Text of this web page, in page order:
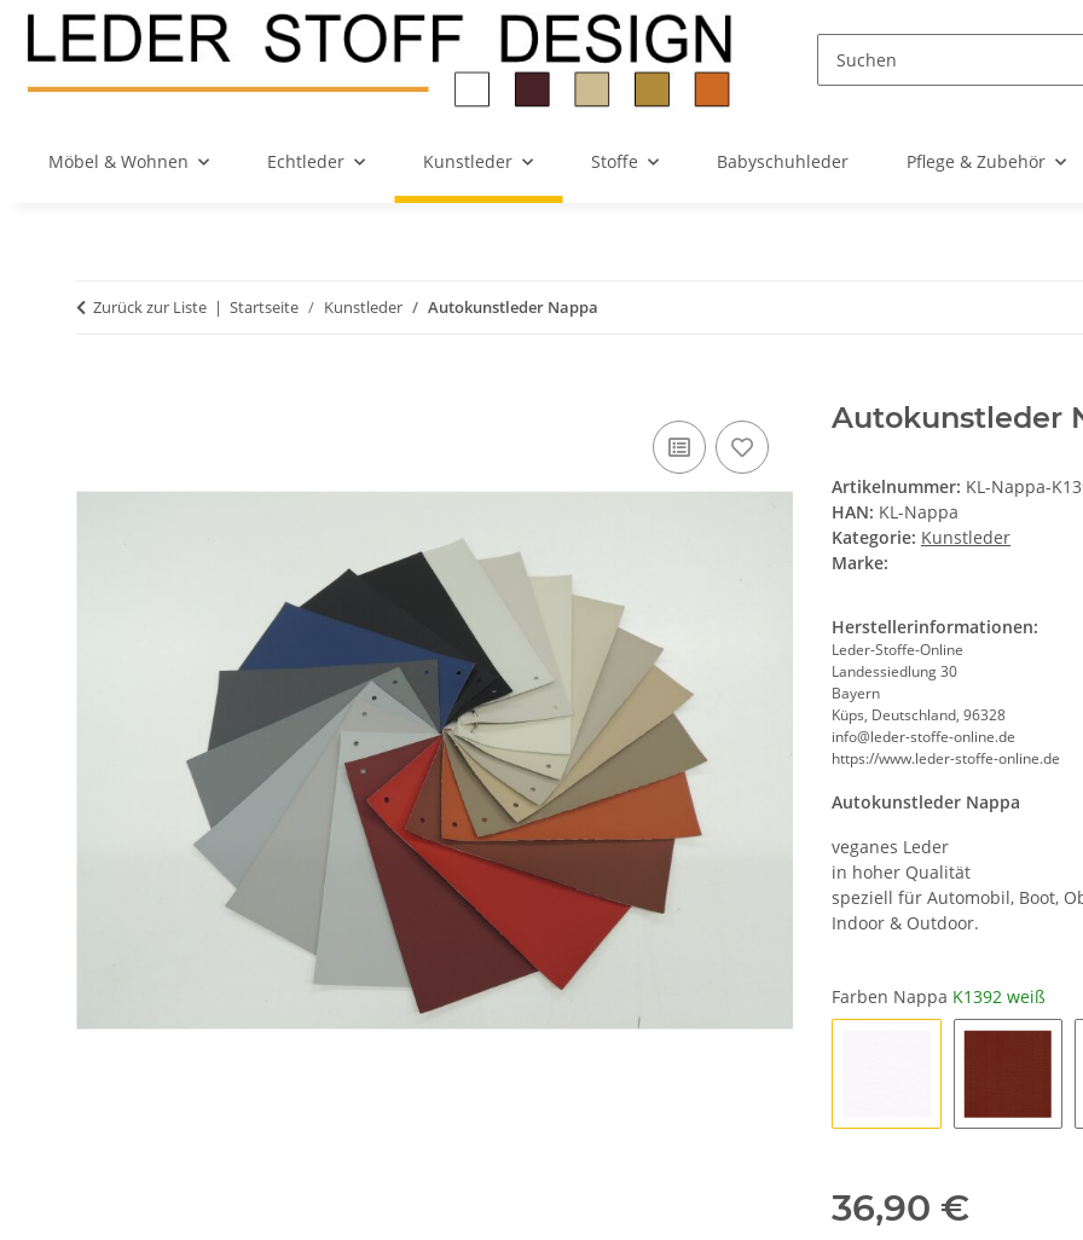
Möbel & Wohnen Echtleder Kunstleder Stoffe Babyschuhleder Pflege & Zubehör
Zurück zur Liste Startseite Kunstleder Autokunstleder Nappa
Autokunstleder
Artikelnummer: KL-Nappa-
HAN: KL-Nappa
Kategorie: Kunstleder
Marke:
Herstellerinformationen:
Leder-Stoffe-Online
Landessiedlung 30
Bayern
Küps, Deutschland, 96328
info@leder-stoffe-online.de
https://www.leder-stoffe-online.de
Autokunstleder Nappa
veganes Leder
in hoher Qualität
speziell für Automobil, Boot,
Indoor & Outdoor.
Farben Nappa K1392 weiß
36,90 €